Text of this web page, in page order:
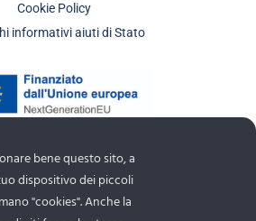
Cookie Policy
informativi aiuti di Stato
bene questo sito, a
dispositivo dei piccoli
"cookies". Anche la